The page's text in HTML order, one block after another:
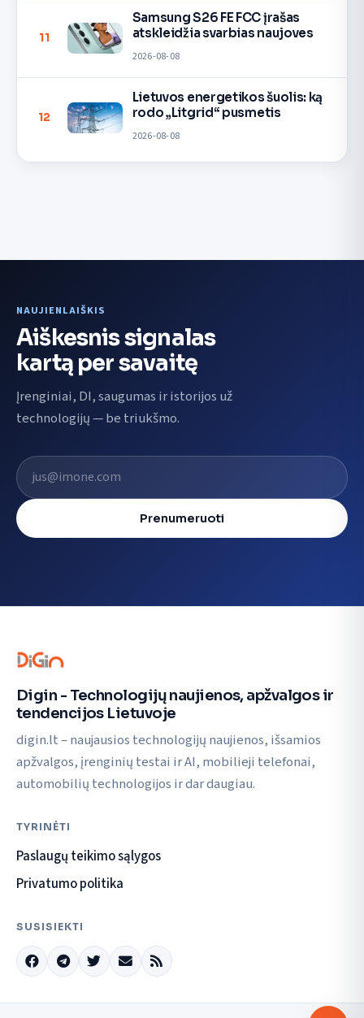
11
Samsung S26 FE FCC įrašas
atskleidžia svarbias naujoves
2026-08-08
12
Lietuvos energetikos šuolis: ką
rodo „Litgrid“ pusmetis
2026-08-08
NAUJIENLAIŠKIS
Aiškesnis signalas
kartą per savaitę
Įrenginiai, DI, saugumas ir istorijos už
technologijų — be triukšmo.
El. pašto adresas
Prenumeruoti
Digin - Technologijų naujienos, apžvalgos ir
tendencijos Lietuvoje
digin.lt – naujausios technologijų naujienos, išsamios
apžvalgos, įrenginių testai ir AI, mobilieji telefonai,
automobilių technologijos ir dar daugiau.
TYRINĖTI
Paslaugų teikimo sąlygos
Privatumo politika
SUSISIEKTI